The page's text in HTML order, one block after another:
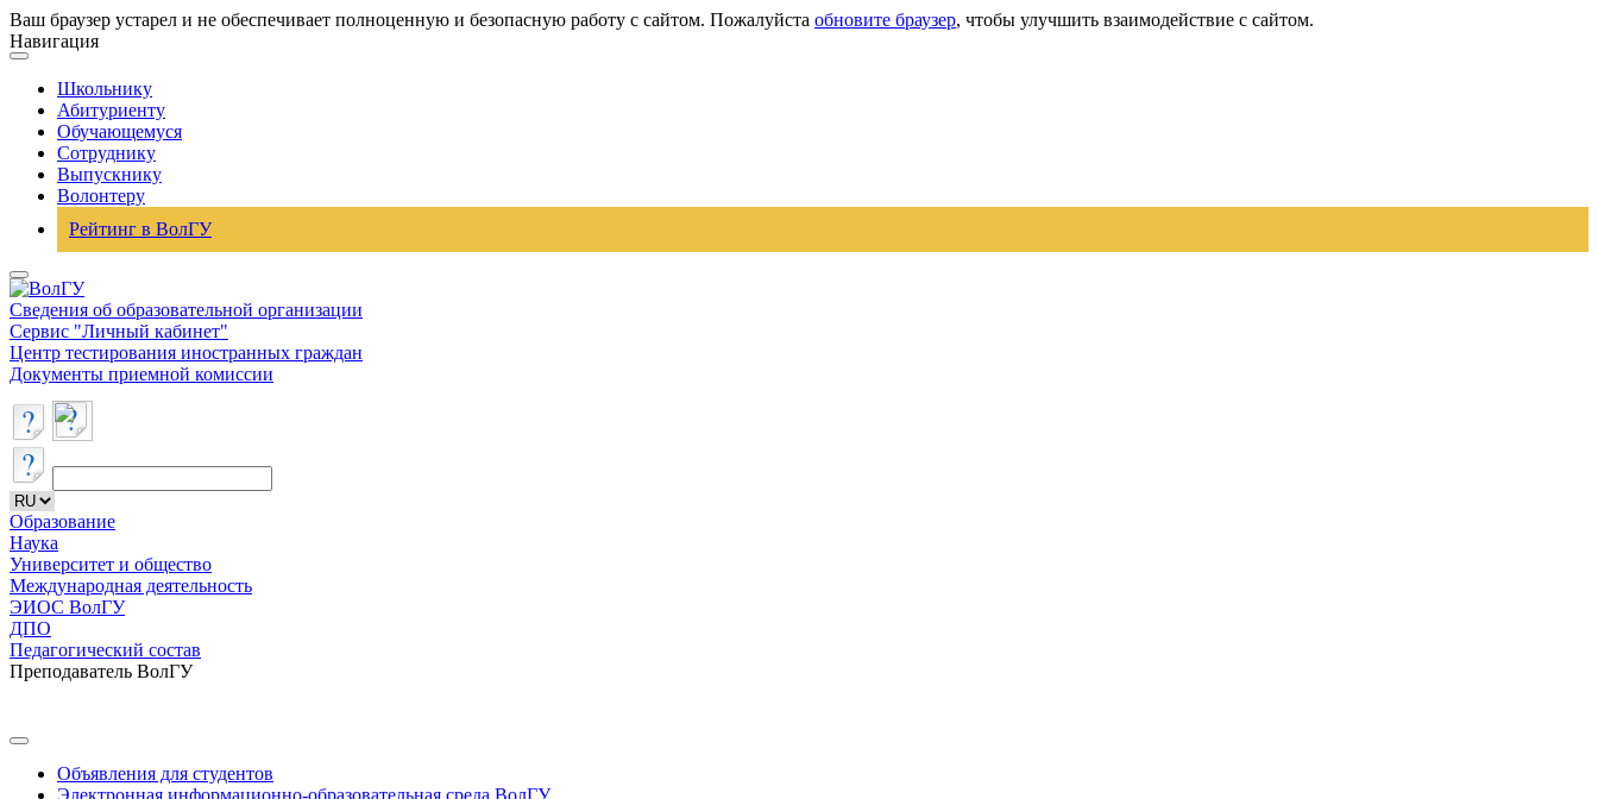
Ваш браузер устарел и не обеспечивает полноценную и безопасную работу с сайтом. Пожалуйста обновите браузер, чтобы улучшить взаимодействие с сайтом.
Навигация
Школьнику
Абитуриенту
Обучающемуся
Сотруднику
Выпускнику
Волонтеру
Рейтинг в ВолГУ
Сведения об образовательной организации
Сервис "Личный кабинет"
Центр тестирования иностранных граждан
Документы приемной комиссии
Образование
Наука
Университет и общество
Международная деятельность
ЭИОС ВолГУ
ДПО
Педагогический состав
Преподаватель ВолГУ
Объявления для студентов
Электронная информационно-образовательная среда ВолГУ